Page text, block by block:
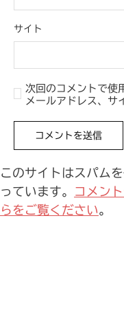
サイト
次回のコメントで使
メールアドレス、サ
このサイトはスパム
っています。
コメン
らをご覧ください。